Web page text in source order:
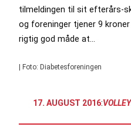
tilmeldingen til sit efterårs-
og foreninger tjener 9
rigtig god måde at…
| Foto: Diabetesforeningen
17. AUGUST 2016: